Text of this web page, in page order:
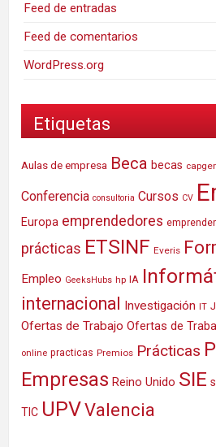
Feed de entradas
Feed de comentarios
WordPress.org
Etiquetas
Aulas de empresa Beca becas
Conferencia consultoria Cursos CV
Europa emprendedores emprender
prácticas ETSINF Everis
Empleo GeeksHubs hp IA
internacional Investigación IT
Ofertas de Trabajo Ofertas de
online practicas Premios Prácticas
Empresas Reino Unido SIE
TIC UPVValencia